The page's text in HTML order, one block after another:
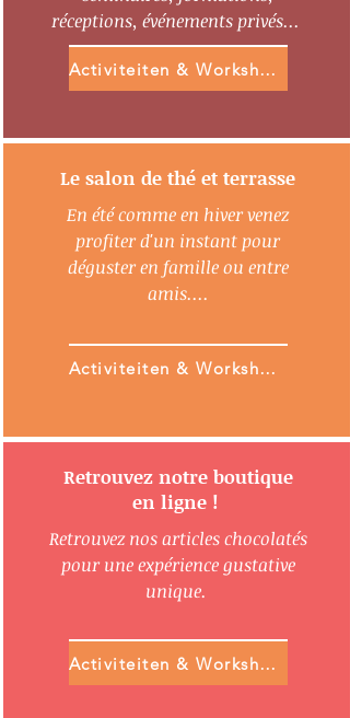
réceptions, événements privés... ​
Activiteiten & Workshops
Le salon de thé et terrasse
En été comme en hiver venez
profiter d'un instant pour
déguster en famille ou entre
amis....
Activiteiten & Workshops
Retrouvez notre boutique
en ligne !
Retrouvez nos articles chocolatés
pour une expérience gustative
unique.
Activiteiten & Workshops